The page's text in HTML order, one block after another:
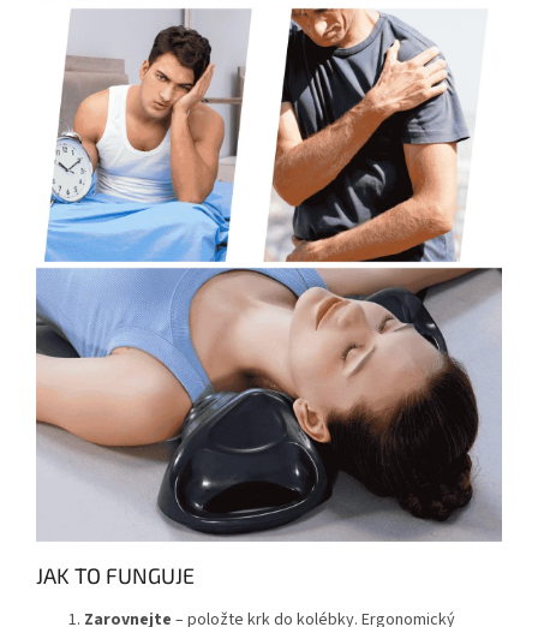
JAK TO FUNGUJE
Zarovnejte – položte krk do kolébky. Ergonomický